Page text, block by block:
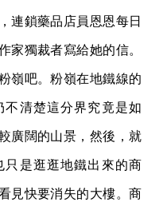
連鎖藥品店員恩恩每日
家獨裁者寫給她的信。
嶺吧。粉嶺在地鐵線的
不清楚這分界究竟是如
廣闊的山景，然後，就
只是逛逛地鐵出來的商
見快要消失的大樓。商